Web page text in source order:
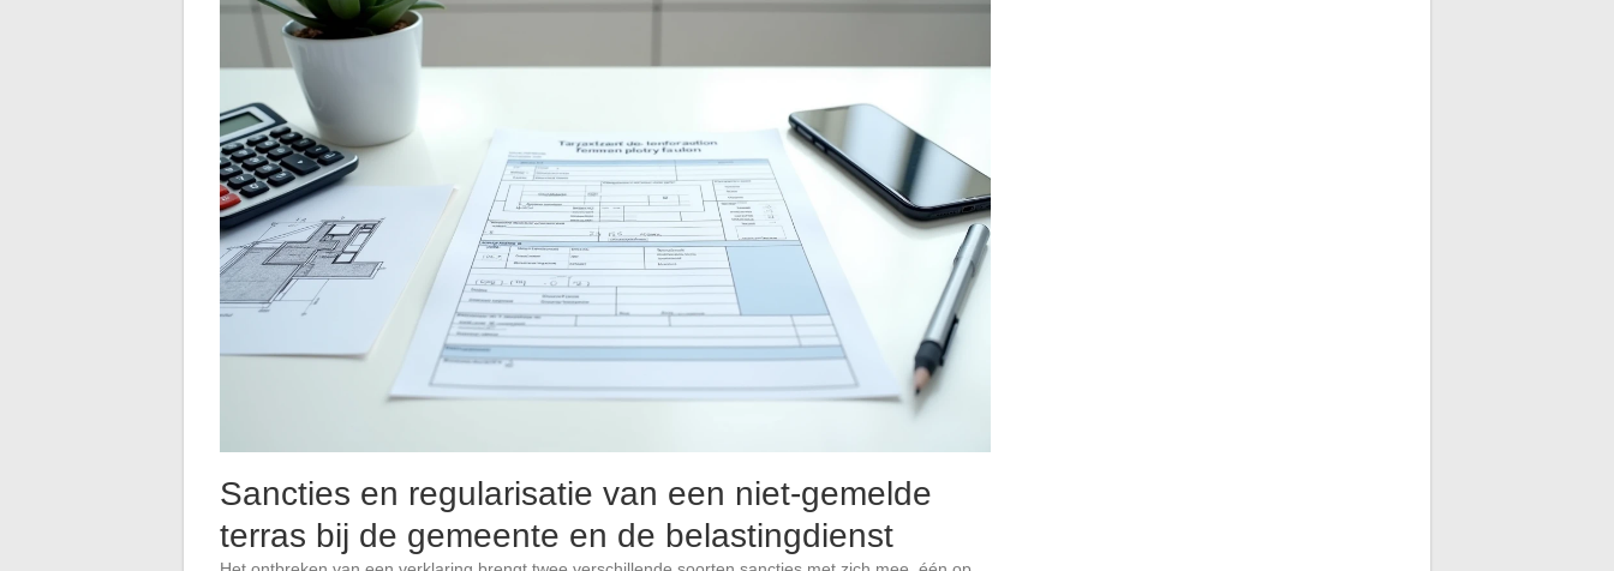
Sancties en regularisatie van een niet-gemelde
terras bij de gemeente en de belastingdienst